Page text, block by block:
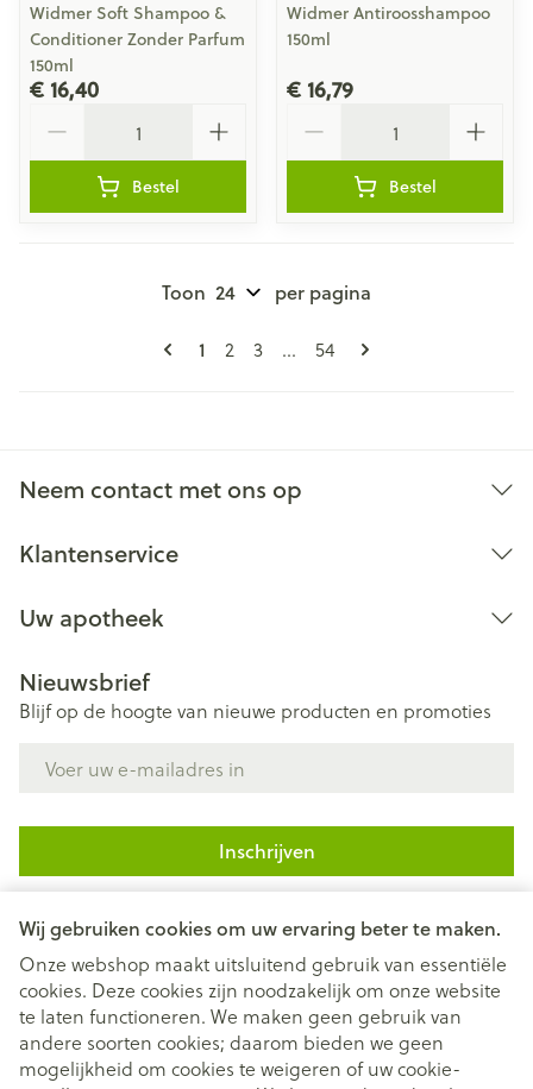
Wij gebruiken cookies om uw ervaring beter te maken.
Onze webshop maakt uitsluitend gebruik van essentiële
cookies. Deze cookies zijn noodzakelijk om onze website
te laten functioneren. We maken geen gebruik van
andere soorten cookies; daarom bieden we geen
mogelijkheid om cookies te weigeren of uw cookie-
Widmer Soft Shampoo &
Conditioner Zonder Parfum
150ml
€ 16,40
Bestel
Widmer Antiroosshampoo
150ml
€ 16,79
Bestel
Pagina's
U lees momenteel pagina
1 Pagina
2 Pagina
3 ... Pagina
54
Toon per pagina
Neem contact met ons op
Klantenservice
Uw apotheek
Nieuwsbrief
Blijf op de hoogte van nieuwe producten en promoties
Inschrijven
nieuwsbrief en gaat u akkoord met onzeprivacy policy.